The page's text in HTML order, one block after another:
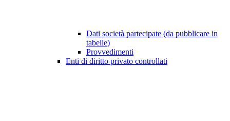
Dati società partecipate (da pubblicare in
tabelle)
Provvedimenti
Enti di diritto privato controllati